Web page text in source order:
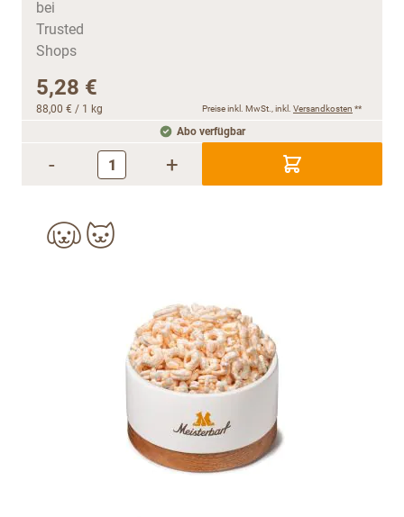
5,28 €
88,00 € / 1 kg Preise inkl. MwSt., inkl. Versandkosten **
Abo verfügbar
- +